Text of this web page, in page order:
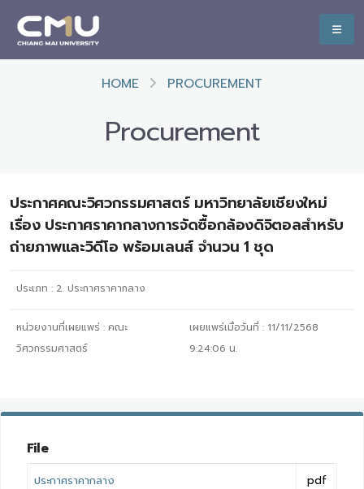
HOME PROCUREMENT
Procurement
ประกาศคณะวิศวกรรมศาสตร์ มหาวิทยาลัยเชียงใหม่
เรื่อง ประกาศราคากลางการจัดซื้อกล้องดิจิตอลสำหรับ
ถ่ายภาพและวิดีโอ พร้อมเลนส์ จำนวน 1 ชุด
ประเภท : 2. ประกาศราคากลาง
หน่วยงานที่เผยแพร่ : คณะ
วิศวกรรมศาสตร์
เผยแพร่เมื่อวันที่ : 11/11/2568
9:24:06 น.
File
ประกาศราคากลาง pdf